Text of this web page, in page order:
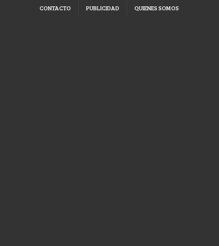
CONTACTO PUBLICIDAD QUIENES SOMOS